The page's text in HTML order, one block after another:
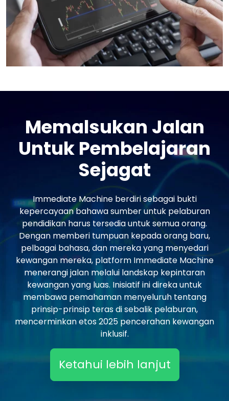
Memalsukan Jalan
Untuk Pembelajaran
Sejagat
Immediate Machine berdiri sebagai bukti
kepercayaan bahawa sumber untuk pelaburan
pendidikan harus tersedia untuk semua orang.
Dengan memberi tumpuan kepada orang baru,
pelbagai bahasa, dan mereka yang menyedari
kewangan mereka, platform Immediate Machine
menerangi jalan melalui landskap kepintaran
kewangan yang luas. Inisiatif ini direka untuk
membawa pemahaman menyeluruh tentang
prinsip-prinsip teras di sebalik pelaburan,
mencerminkan etos 2025 pencerahan kewangan
inklusif.
Ketahui lebih lanjut